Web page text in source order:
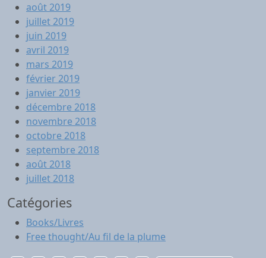
août 2019
juillet 2019
juin 2019
avril 2019
mars 2019
février 2019
janvier 2019
décembre 2018
novembre 2018
octobre 2018
septembre 2018
août 2018
juillet 2018
Catégories
Books/Livres
Free thought/Au fil de la plume